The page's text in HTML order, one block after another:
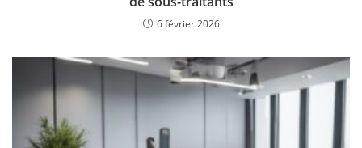
6 février 2026